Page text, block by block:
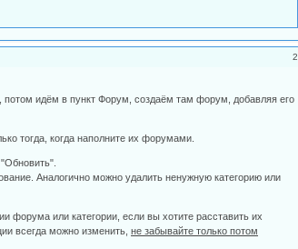
2
потом идём в пункт Форум, создаём там форум, добавляя его
тогда, когда наполните их форумами.
Аналогично можно удалить ненужную категорию или
форума или категории, если вы хотите расставить их
всегда можно изменить,не забывайте только потом